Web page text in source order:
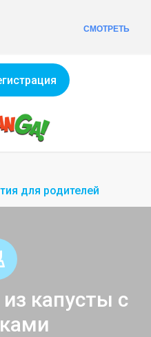
для родителей
капусты с
СМОТРЕТЬ